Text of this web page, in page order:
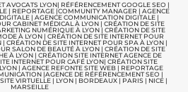
AVOCATS LYON| RÉFÉRENCEMENT GOOGLE SEO |
| REPORTAGE |COMMUNITY MANAGER | AGENCE
| AGENCE COMMUNICATIONDIGITALE |
CABINET MÉDICAL À LYON | CRÉATION DE SITE
NUMÉRIQUE À LYON| CRÉATION DE SITE
À LYON | CRÉATION DE SITE INTERNET POUR
| CRÉATION DE SITE INTERNET POUR SPA À LYON |
SALON DE BEAUTÉ À LYON | CRÉATION DE SITE
À LYON| CRÉATION SITE INTERNET AGENCE DE
INTERNET POUR CAFÉ LYON| CRÉATION SITE
| AGENCE REFONTE SITE WEB| REPORTAGE
|AGENCE DE RÉFÉRENCEMENT SEO |
VIRTUELLE| LYON | BORDEAUX | PARIS | NICE |
MARSEILLE